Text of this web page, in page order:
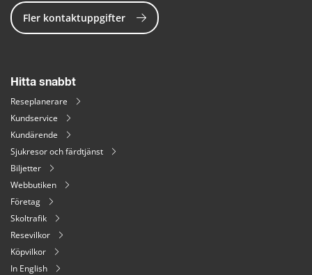
Fler kontaktuppgifter
Hitta snabbt
Reseplanerare
Kundservice
Kundärende
Sjukresor och färdtjänst
Biljetter
Webbutiken
Företag
Skoltrafik
Resevilkor
Köpvilkor
In English